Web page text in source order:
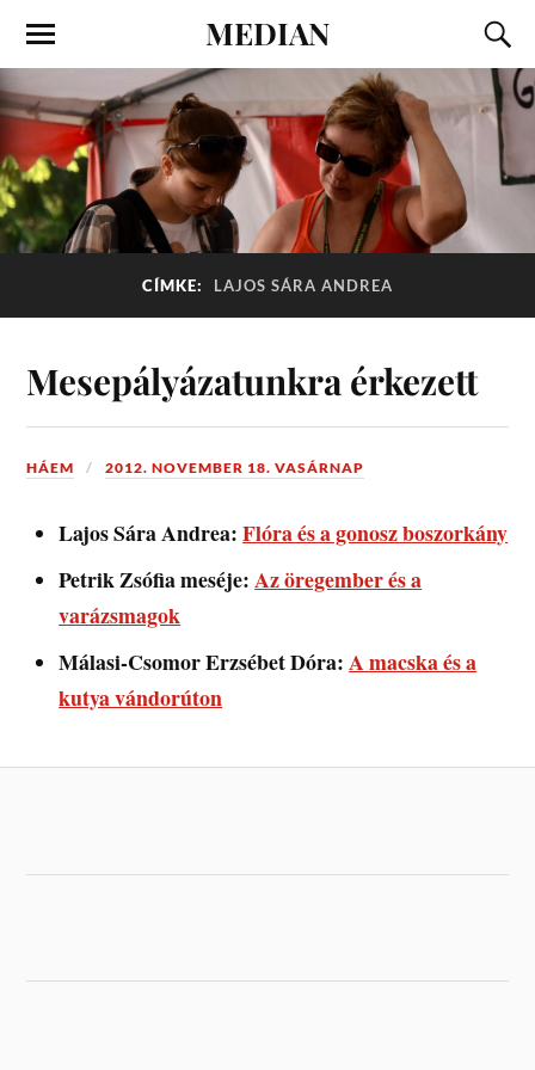
MEDIAN
CÍMKE: LAJOS SÁRA ANDREA
Mesepályázatunkra érkezett
HÁEM 2012. NOVEMBER 18. VASÁRNAP
Lajos Sára Andrea:Flóra és a gonosz boszorkány
Petrik Zsófia meséje:Az öregember és a
varázsmagok
Málasi-Csomor Erzsébet Dóra:A macska és a
kutya vándorúton